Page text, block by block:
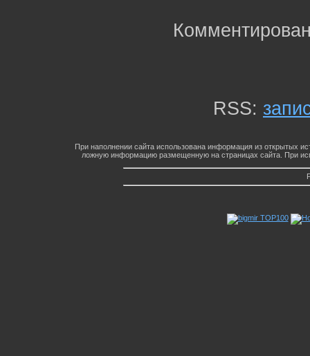
RSS:
При наполнении сайта использована информация из открытых
ложную информацию размещенную на страницах сайта. При